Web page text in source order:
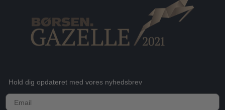
Hold dig opdateret med vores nyhedsbrev
E-mail